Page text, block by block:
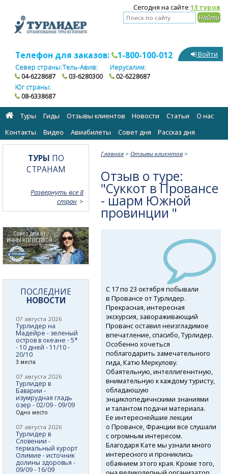
Сегодня на сайте 13 туров
Телефон для заказов: 1-800-100-012
Север страны:
04-6228687
Тель-Авив:
03-6280300
Иерусалим:
02-6228687
Юг страны:
08-6338687
Войти
Туры Гиды Отзывы клиентов Новости Статьи
О нас
Контакты
Видео Авиабилеты Cовет дня Рассказ дня
Главная > Отзывы клиентов >
Отзыв о туре:
"Суккот в Провансе
- шарм Южной
провинции "
С 17 по 23 октября побывали
в Провансе от Турлидер.
Прекрасная, интересная
экскурсия, завораживающий
Прованс оставил неизгладимое
впечатление, спасибо, Турлидер.
Особенно хочеться
поблагодарить замечательного
гида, Катю Меркулову.
Обаятельную, интеллигеннтную,
внимательную к каждому туристу,
обладаюшую
энциклопедичнскими знаниями
и талантом подачи материала.
Ее интереснейшие лекции
о Провансе, Франции все слушали
с огромным интересом.
Благодаря Кате мы узнали много
интересного и прониклись
обаянием этого края. Кроме того,
ТУРЫ ПО
СТРАНАМ
Развернуть все 8
стран
ПОСЛЕДНИЕ
НОВОСТИ
07 августа 2026
Турлидер на
Мадейре - зеленый
остров в океане - 5*
- 10 дней - 11/10 -
20/10
3 места
07 августа 2026
Турлидер в
Баварии -
изумрудная гладь
озер - 02/09 - 09/09
Одно место
07 августа 2026
Турлидер в
Словении -
термальный курорт
Олимие - источник
долины здоровья -
09/09 - 16/09